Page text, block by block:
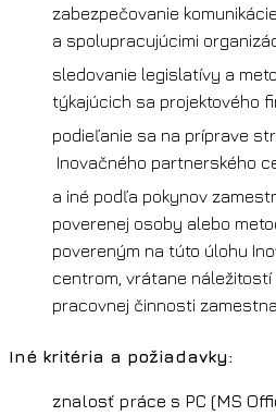
zabezpečovanie
a spolupracujúcimi
sledovanie legislatívy a
týkajúcich sa projektového
podieľanie sa na príprave
Inovačného partnerského
a iné podľa pokynov
poverenej osoby alebo
povereným na túto úlohu
centrom, vrátane
pracovnej činnosti
Iné kritéria a požiadavky:
znalosť práce s PC (MS